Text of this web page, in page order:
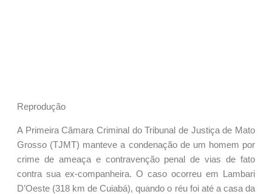
Reprodução
A Primeira Câmara Criminal do Tribunal de Justiça de Mato
Grosso (TJMT) manteve a condenação de um homem por
crime de ameaça e contravenção penal de vias de fato
contra sua ex-companheira. O caso ocorreu em Lambari
D’Oeste (318 km de Cuiabá), quando o réu foi até a casa da